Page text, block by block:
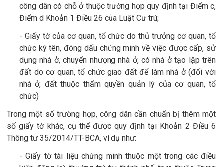
công dân có chỗ ở thuộc trường hợp quy định tại Điểm c,
Điểm d Khoản 1 Điều 26 của Luật Cư trú;
- Giấy tờ của cơ quan, tổ chức do thủ trưởng cơ quan, tổ
chức ký tên, đóng dấu chứng minh về việc được cấp, sử
dụng nhà ở, chuyển nhượng nhà ở, có nhà ở tạo lập trên
đất do cơ quan, tổ chức giao đất để làm nhà ở (đối với
nhà ở, đất thuộc thẩm quyền quản lý của cơ quan, tổ
chức)
Trong một số trường hợp, công dân cần chuẩn bị thêm một
số giấy tờ khác, cụ thể được quy định tại Khoản 2 Điều 6
Thông tư 35/2014/TT-BCA, ví dụ như:
- Giấy tờ tài liệu chứng minh thuộc một trong các điều